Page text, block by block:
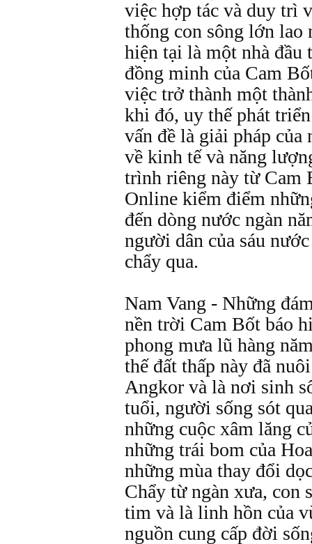
việc hợp tác và duy trì
thống con sông lớn lao
hiện tại là một nhà đầu
đồng minh của Cam
việc trở thành một
khi đó, uy thế phát
vấn đề là giải pháp
về kinh tế và năng
trình riêng này từ Cam
Online kiểm điểm
đến dòng nước ngàn
người dân của sáu
chẩy qua.
Nam Vang - Những
nền trời Cam Bốt báo
phong mưa lũ hàng
thế đất thấp này đã
Angkor và là nơi sinh
tuổi, người sống sót
những cuộc xâm lăng
những trái bom của
những mùa thay đổi
Chẩy từ ngàn xưa, con
tim và là linh hồn của
nguồn cung cấp đời